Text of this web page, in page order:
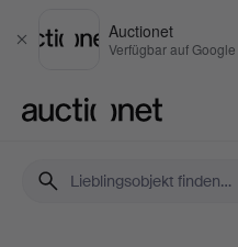
Schließen
Auctionet
Verfügbar auf